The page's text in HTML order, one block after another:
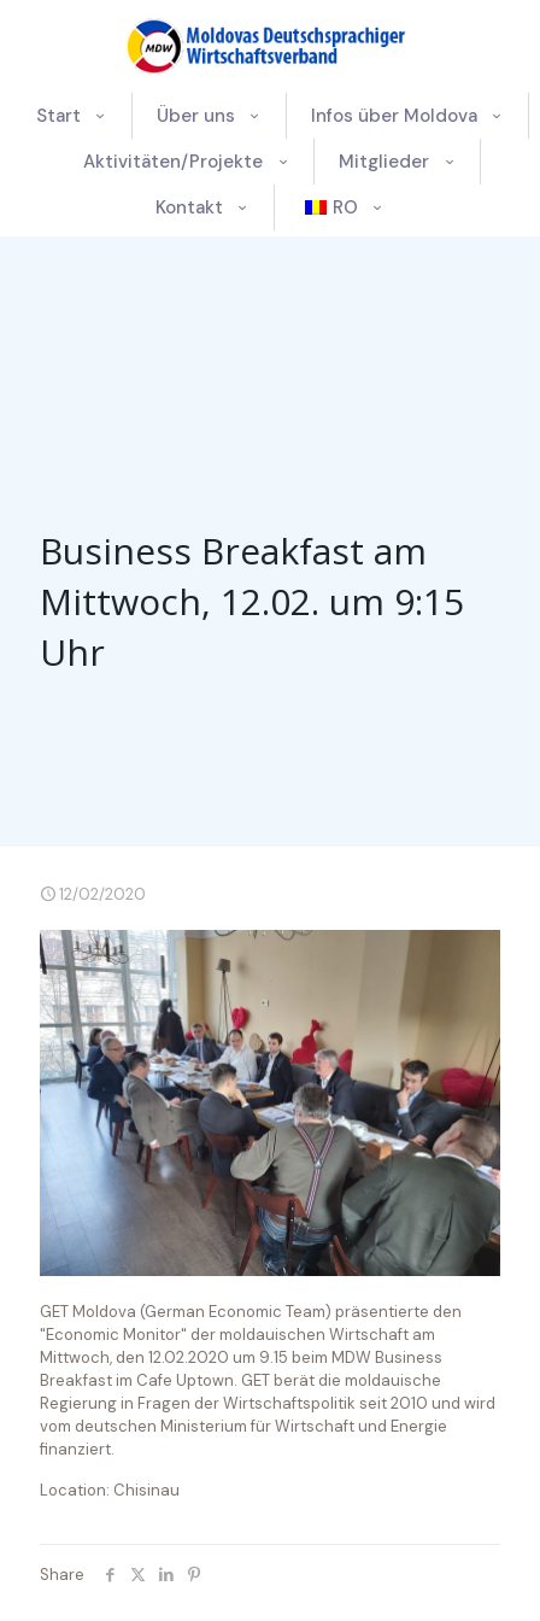
Start Über uns
Infos über Moldova
Aktivitäten/Projekte
Mitglieder
Kontakt
RO
Business Breakfast am
Mittwoch, 12.02. um 9:15
Uhr
12/02/2020
GET Moldova (German Economic Team) präsentierte den
"Economic Monitor" der moldauischen Wirtschaft am
Mittwoch, den 12.02.2020 um 9.15 beim MDW Business
Breakfast im Cafe Uptown. GET berät die moldauische
Regierung in Fragen der Wirtschaftspolitik seit 2010 und wird
vom deutschen Ministerium für Wirtschaft und Energie
finanziert.
Location: Chisinau
Share